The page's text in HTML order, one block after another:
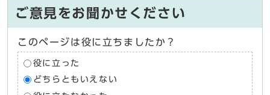
ご意見をお聞かせください
このページは役に立ちましたか？
役に立った
どちらともいえない